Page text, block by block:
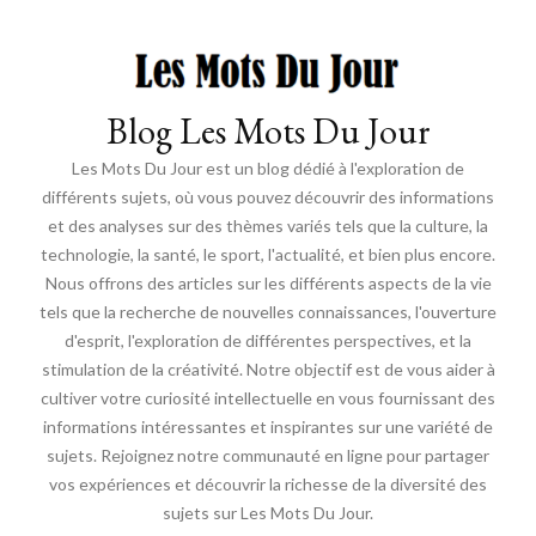
Blog Les Mots Du Jour
Les Mots Du Jour est un blog dédié à l'exploration de
différents sujets, où vous pouvez découvrir des informations
et des analyses sur des thèmes variés tels que la culture, la
technologie, la santé, le sport, l'actualité, et bien plus encore.
Nous offrons des articles sur les différents aspects de la vie
tels que la recherche de nouvelles connaissances, l'ouverture
d'esprit, l'exploration de différentes perspectives, et la
stimulation de la créativité. Notre objectif est de vous aider à
cultiver votre curiosité intellectuelle en vous fournissant des
informations intéressantes et inspirantes sur une variété de
sujets. Rejoignez notre communauté en ligne pour partager
vos expériences et découvrir la richesse de la diversité des
sujets sur Les Mots Du Jour.